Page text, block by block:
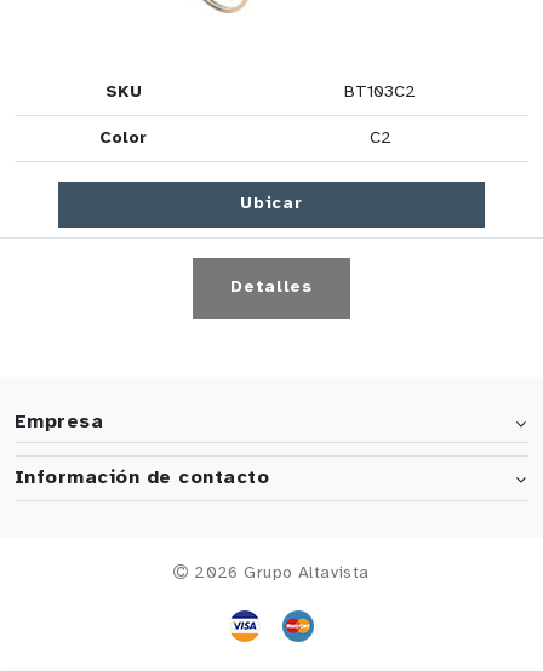
SKU BT103C2
Color C2
Ubicar
Detalles
Empresa
Información de contacto
2026 Grupo Altavista